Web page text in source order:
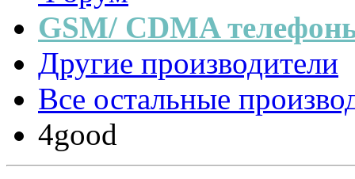
GSM/ CDMA
Другие производители
Все остальные
4good